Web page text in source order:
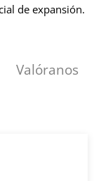
de expansión.
Valóranos